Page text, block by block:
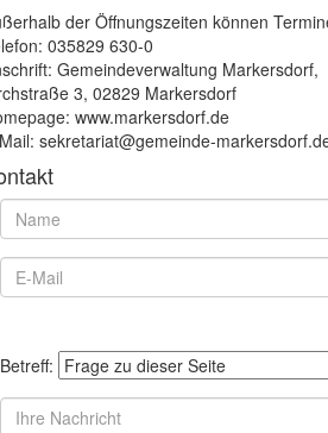
der Öffnungszeiten können
035829 630-0
Gemeindeverwaltung Markersdorf,
3, 02829 Markersdorf
www.markersdorf.de
sekretariat@gemeinde-
Betreff: